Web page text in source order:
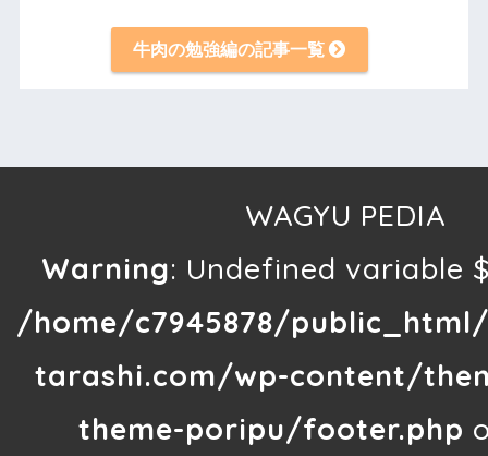
牛肉の勉強編の記事一覧
WAGYU PEDIA
Warning: Undefined variable
/home/c7945878/
tarashi.com/wp-content/
theme-poripu/footer.php